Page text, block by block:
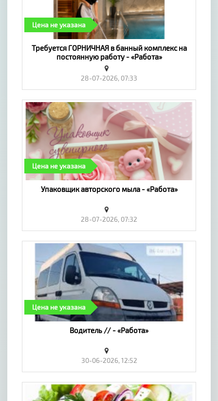
Цена не указана
Требуется ГОРНИЧНАЯ в банный комплекс на
постоянную работу - «Работа»
28-07-2026, 07:33
Цена не указана
Упаковщик авторского мыла - «Работа»
28-07-2026, 07:32
Цена не указана
Водитель // - «Работа»
30-06-2026, 12:52